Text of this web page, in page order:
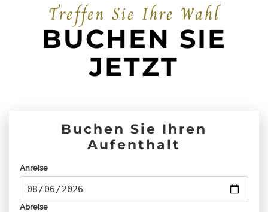
Treffen Sie Ihre Wahl
BUCHEN SIE
JETZT
Buchen Sie Ihren
Aufenthalt
Anreise
Abreise